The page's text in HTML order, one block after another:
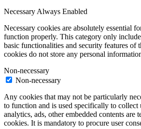
NecessaryAlways Enabled
Necessary cookies are absolutely essential
function properly. This category only
basic functionalities and security features of
cookies do not store any personal
Non-necessary
Non-necessary
Any cookies that may not be particularly
to function and is used specifically to collect
analytics, ads, other embedded contents are
cookies. It is mandatory to procure user